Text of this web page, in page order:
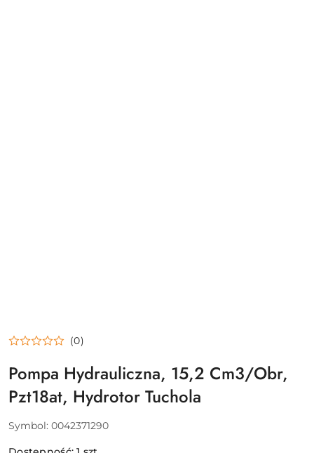
(0)
Pompa Hydrauliczna, 15,2 Cm3/Obr,
Pzt18at, Hydrotor Tuchola
Symbol: 0042371290